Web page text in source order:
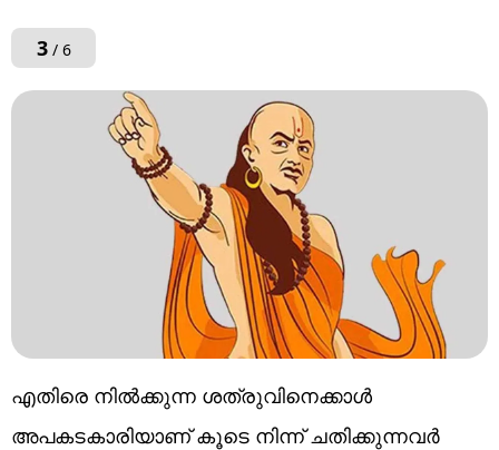
3/ 6
എതിരെ നിൽക്കുന്ന ശത്രുവിനെക്കാൾ
അപകടകാരിയാണ് കൂടെ നിന്ന് ചതിക്കുന്നവർ